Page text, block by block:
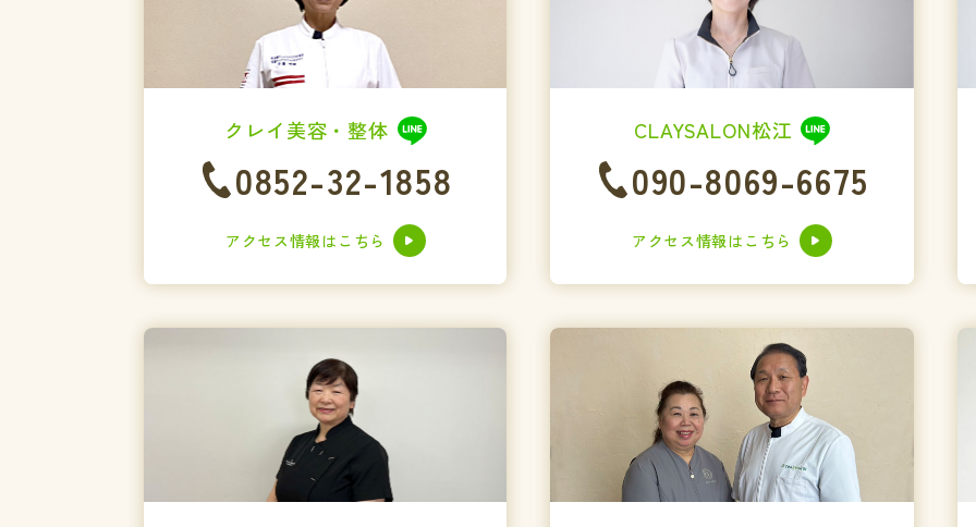
クレイ美容・整体
0852-32-1858
アクセス情報はこちら
CLAYSALON松江
090-8069-6675
アクセス情報はこちら